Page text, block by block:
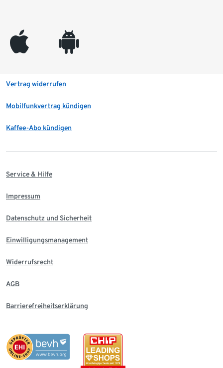
appleinc android
Vertrag widerrufen
Mobilfunkvertrag kündigen
Kaffee-Abo kündigen
Service & Hilfe
Impressum
Datenschutz und Sicherheit
Einwilligungsmanagement
Widerrufsrecht
AGB
Barrierefreiheitserklärung